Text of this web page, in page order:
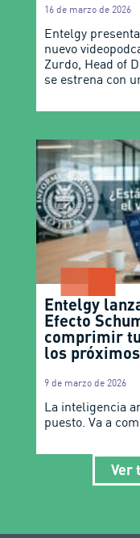
16 de marzo de 2026
Entelgy
nuevo
Zurdo, Head of
se estrena con
Entelgy
Efecto
comprimir
los
9 de marzo de 2026
La inteligencia
puesto. Va a
Ver